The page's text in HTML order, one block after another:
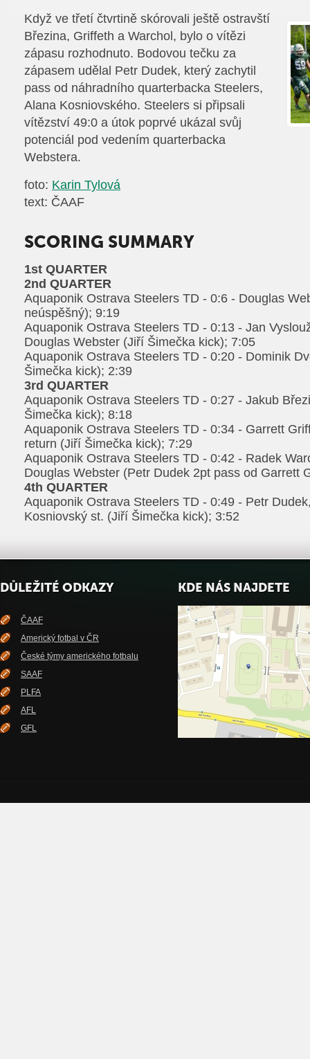
Když ve třetí čtvrtině skórovali ještě ostravští
Březina, Griffeth a Warchol, bylo o vítězi
zápasu rozhodnuto. Bodovou tečku za
zápasem udělal Petr Dudek, který zachytil
pass od náhradního quarterbacka Steelers,
Alana Kosniovského. Steelers si připsali
vítězství 49:0 a útok poprvé ukázal svůj
potenciál pod vedením quarterbacka
Webstera.
foto: Karin Tylová
text: ČAAF
SCORING SUMMARY
1st QUARTER
2nd QUARTER
Aquaponik Ostrava Steelers TD - 0:6 - Douglas
neúspěšný); 9:19
Aquaponik Ostrava Steelers TD - 0:13 - Jan
Douglas Webster (Jiří Šimečka kick); 7:05
Aquaponik Ostrava Steelers TD - 0:20 - Dominik
Šimečka kick); 2:39
3rd QUARTER
Aquaponik Ostrava Steelers TD - 0:27 - Jakub
Šimečka kick); 8:18
Aquaponik Ostrava Steelers TD - 0:34 - Garrett
return (Jiří Šimečka kick); 7:29
Aquaponik Ostrava Steelers TD - 0:42 - Radek
Douglas Webster (Petr Dudek 2pt pass od Garrett
4th QUARTER
Aquaponik Ostrava Steelers TD - 0:49 - Petr
Kosniovský st. (Jiří Šimečka kick); 3:52
DŮLEŽITÉ ODKAZY
ČAAF
Americký fotbal v ČR
České týmy amerického fotbalu
SAAF
PLFA
AFL
GFL
KDE NÁS NAJDETE